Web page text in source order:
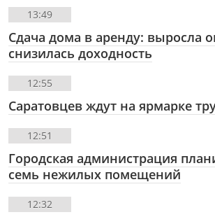
13:49
Сдача дома в аренду: выросла
снизилась доходность
12:55
Саратовцев ждут на ярмарке
12:51
Городская администрация
семь нежилых помещений
12:32